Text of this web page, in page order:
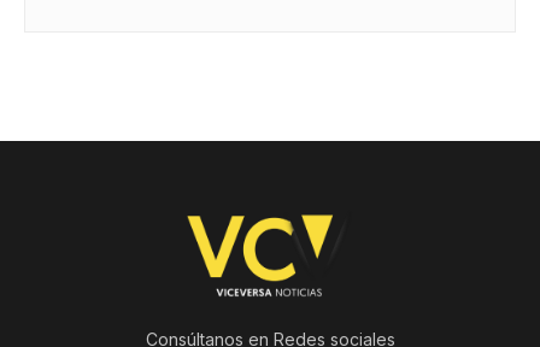
Consúltanos en Redes sociales